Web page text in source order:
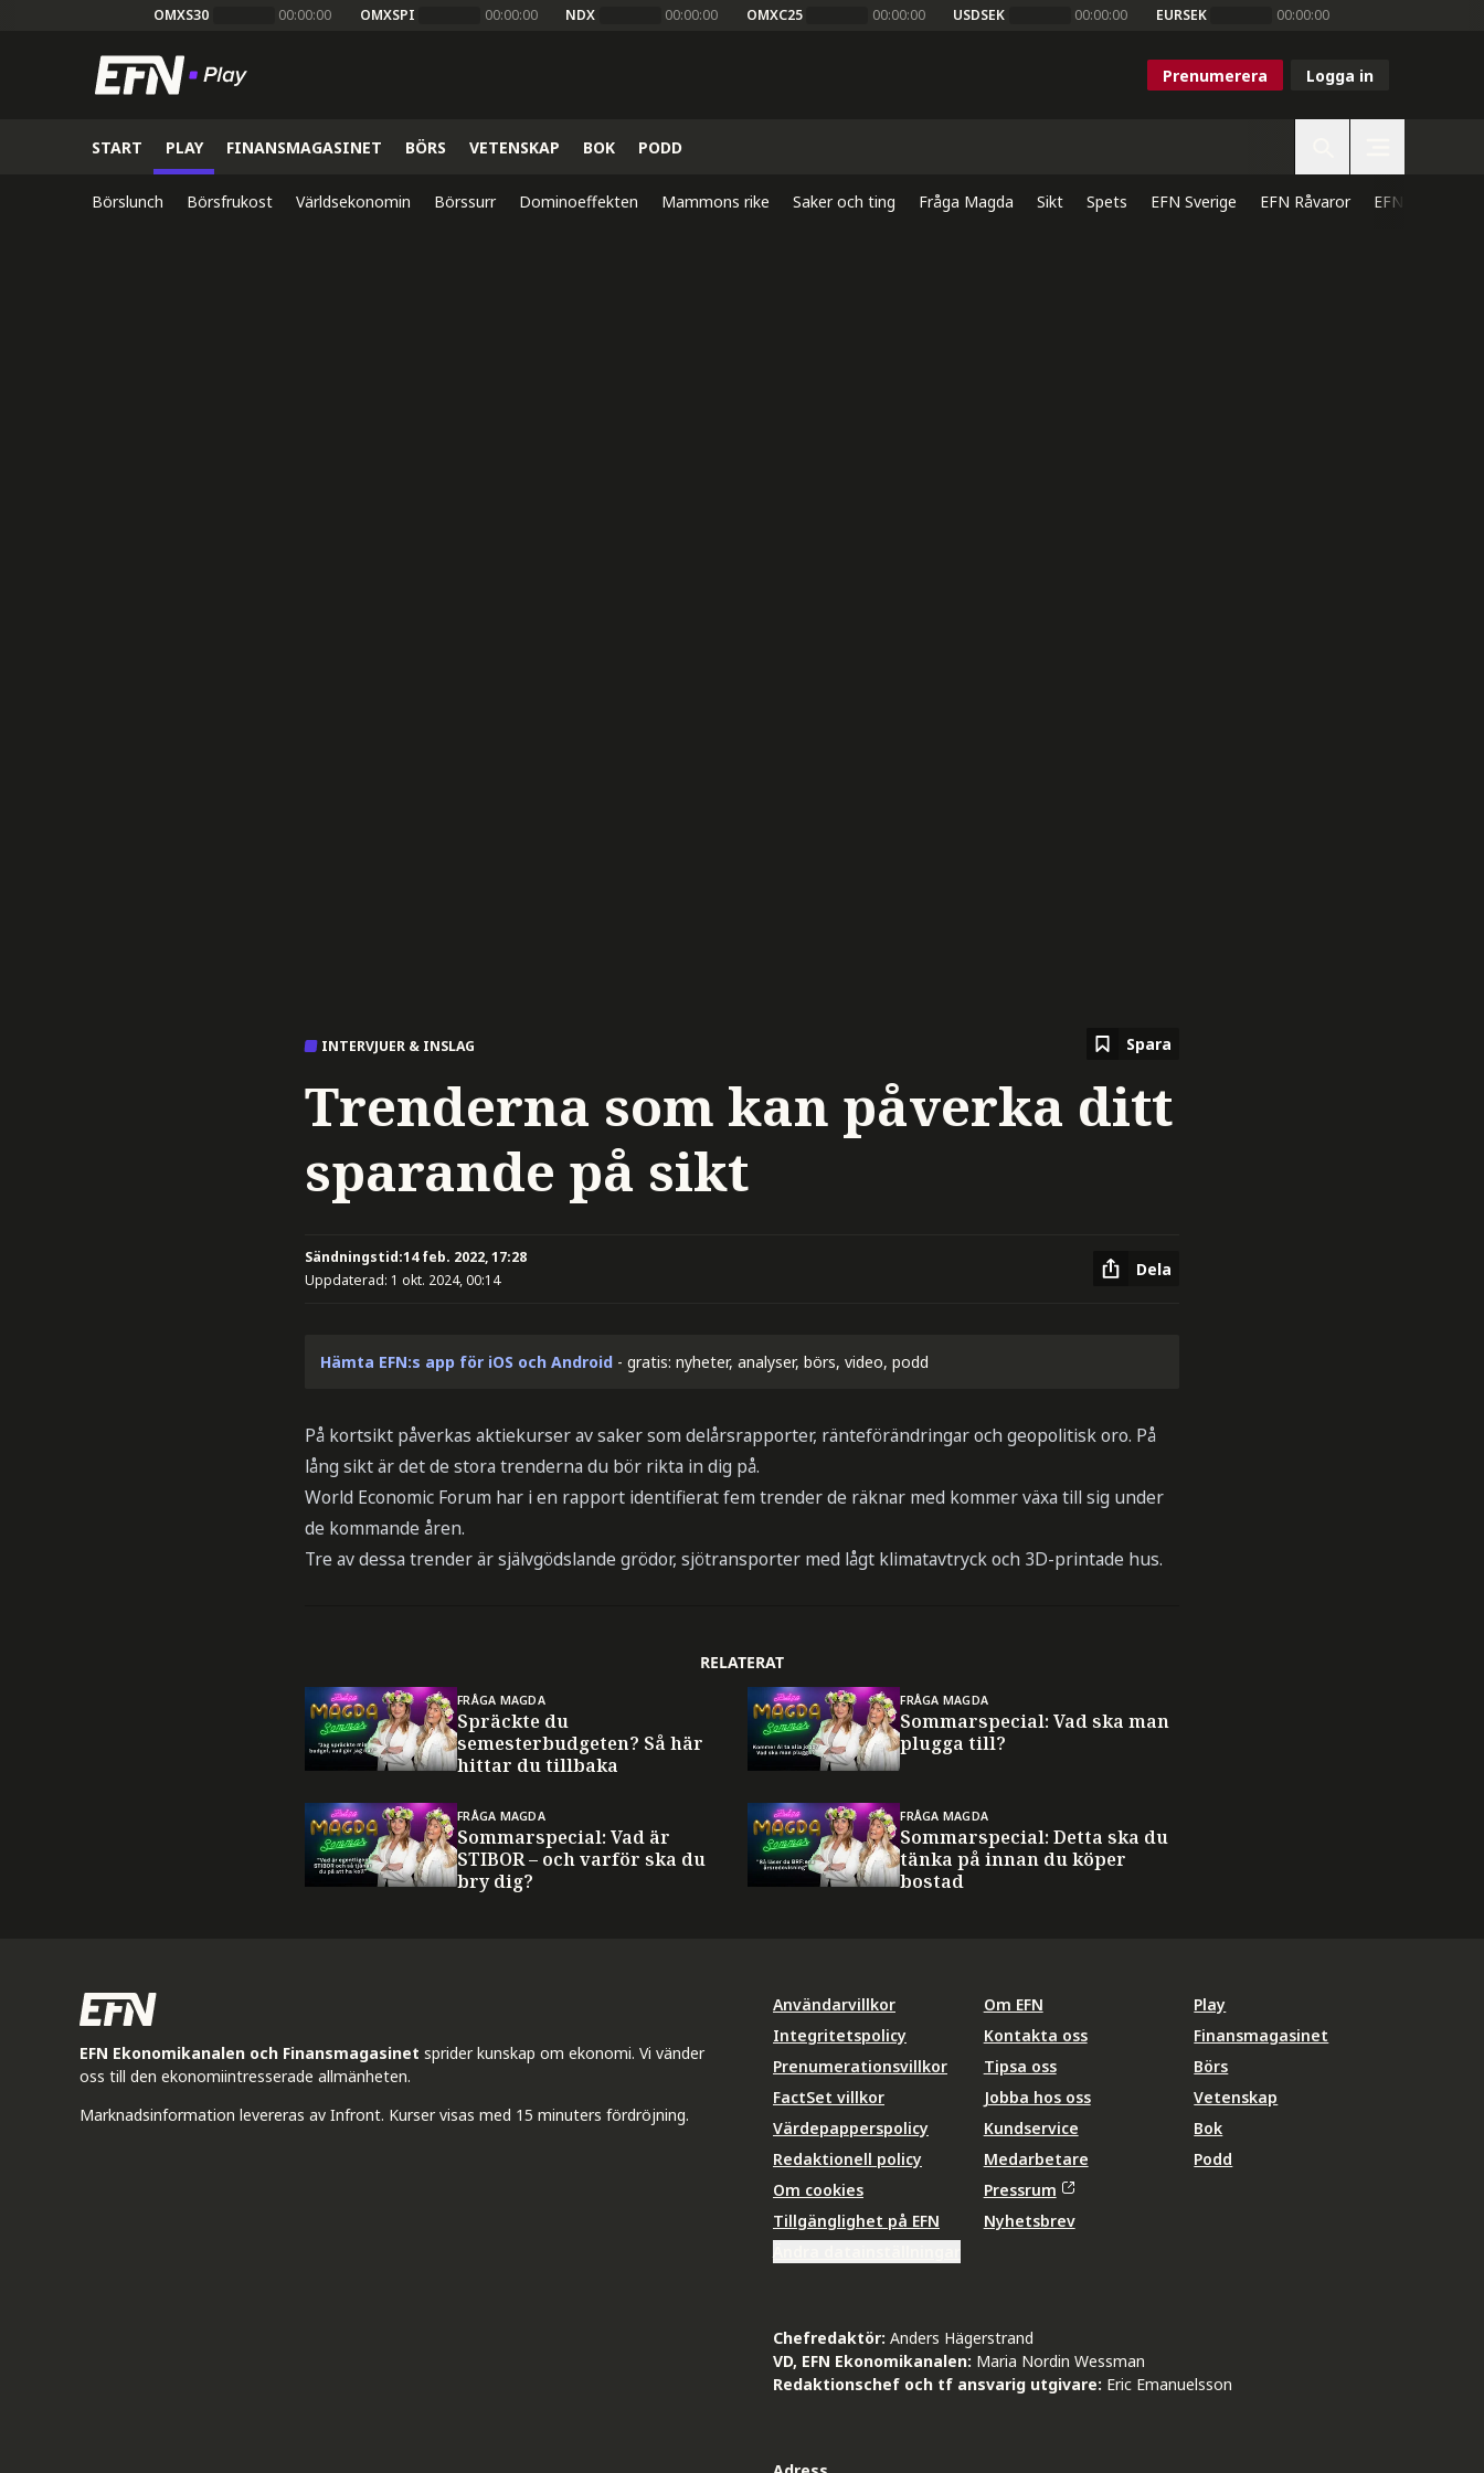
OMXS30 00:00:00 OMXSPI 00:00:00 NDX 00:00:00 OMXC25 00:00:00 USDSEK 00:00:00 EURSEK 00:00:00
Prenumerera Logga in
START PLAY FINANSMAGASINET BÖRS VETENSKAP BOK PODD
Börslunch Börsfrukost Världsekonomin Börssurr Dominoeffekten Mammons rike Saker och ting Fråga Magda Sikt Spets EFN Sverige EFN Råvaror EFN Direkt
INTERVJUER & INSLAG Spara
Trenderna som kan påverka ditt
sparande på sikt
Sändningstid:14 feb. 2022, 17:28
Uppdaterad: 1 okt. 2024, 00:14
Dela
Hämta EFN:s app för iOS och Android - gratis: nyheter, analyser, börs, video, podd
På kortsikt påverkas aktiekurser av saker som delårsrapporter, ränteförändringar och geopolitisk oro. På
lång sikt är det de stora trenderna du bör rikta in dig på.
World Economic Forum har i en rapport identifierat fem trender de räknar med kommer växa till sig under
de kommande åren.
Tre av dessa trender är självgödslande grödor, sjötransporter med lågt klimatavtryck och 3D-printade hus.
RELATERAT
FRÅGA MAGDA
Spräckte du
semesterbudgeten? Så här
hittar du tillbaka
FRÅGA MAGDA
Sommarspecial: Vad ska man
plugga till?
FRÅGA MAGDA
Sommarspecial: Vad är
STIBOR – och varför ska du
bry dig?
FRÅGA MAGDA
Sommarspecial: Detta ska du
tänka på innan du köper
bostad
EFN Ekonomikanalen och Finansmagasinet sprider kunskap om ekonomi. Vi vänder
oss till den ekonomiintresserade allmänheten.
Marknadsinformation levereras av Infront. Kurser visas med 15 minuters fördröjning.
Användarvillkor
Integritetspolicy
Prenumerationsvillkor
FactSet villkor
Värdepapperspolicy
Redaktionell policy
Om cookies
Tillgänglighet på EFN
Om EFN
Kontakta oss
Tipsa oss
Jobba hos oss
Kundservice
Medarbetare
Pressrum
Nyhetsbrev
Play
Finansmagasinet
Börs
Vetenskap
Bok
Podd
Chefredaktör: Anders Hägerstrand
VD, EFN Ekonomikanalen: Maria Nordin Wessman
Redaktionschef och tf ansvarig utgivare: Eric Emanuelsson